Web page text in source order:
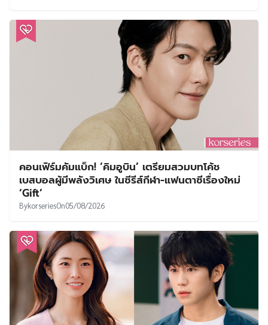
คอนเฟิร์มคัมแบ็ก! ‘คิมอูบิน’ เตรียมสวมบทโค้ช
เบสบอลผู้มีพลังวิเศษ ในซีรีส์กีฬา-แฟนตาซีเรื่องใหม่
‘Gift’
BykorseriesOn05/08/2026